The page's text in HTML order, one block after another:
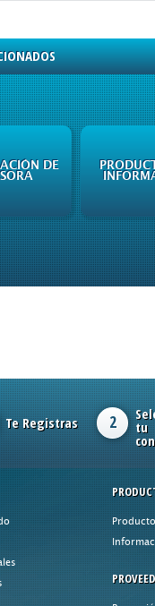
DE
Te Registras 2 tu